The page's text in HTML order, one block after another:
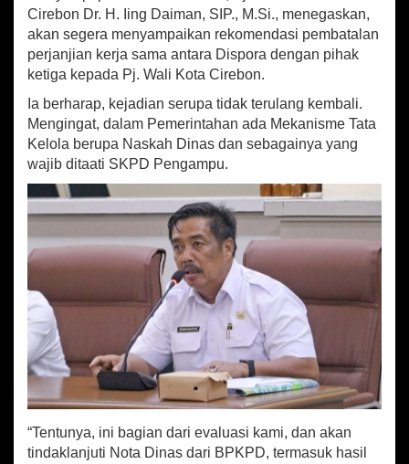
Cirebon Dr. H. Iing Daiman, SIP., M.Si., menegaskan,
akan segera menyampaikan rekomendasi pembatalan
perjanjian kerja sama antara Dispora dengan pihak
ketiga kepada Pj. Wali Kota Cirebon.
Ia berharap, kejadian serupa tidak terulang kembali.
Mengingat, dalam Pemerintahan ada Mekanisme Tata
Kelola berupa Naskah Dinas dan sebagainya yang
wajib ditaati SKPD Pengampu.
“Tentunya, ini bagian dari evaluasi kami, dan akan
tindaklanjuti Nota Dinas dari BPKPD, termasuk hasil